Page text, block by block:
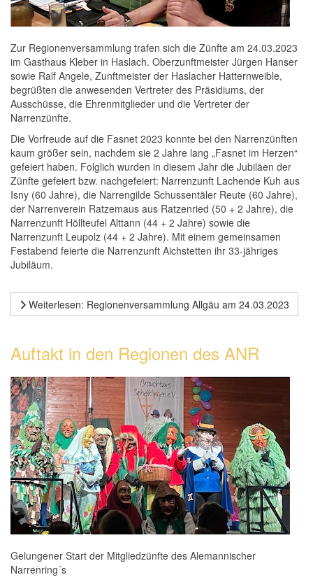
Zur Regionenversammlung trafen sich die Zünfte am 24.03.2023
im Gasthaus Kleber in Haslach. Oberzunftmeister Jürgen Hanser
sowie Ralf Angele, Zunftmeister der Haslacher Hatternweible,
begrüßten die anwesenden Vertreter des Präsidiums, der
Ausschüsse, die Ehrenmitglieder und die Vertreter der
Narrenzünfte.
Die Vorfreude auf die Fasnet 2023 konnte bei den Narrenzünften
kaum größer sein, nachdem sie 2 Jahre lang „Fasnet im Herzen“
gefeiert haben. Folglich wurden in diesem Jahr die Jubiläen der
Zünfte gefeiert bzw. nachgefeiert: Narrenzunft Lachende Kuh aus
Isny (60 Jahre), die Narrengilde Schussentäler Reute (60 Jahre),
der Narrenverein Ratzemaus aus Ratzenried (50 + 2 Jahre), die
Narrenzunft Höllteufel Alttann (44 + 2 Jahre) sowie die
Narrenzunft Leupolz (44 + 2 Jahre). Mit einem gemeinsamen
Festabend feierte die Narrenzunft Aichstetten ihr 33-jähriges
Jubiläum.
Weiterlesen: Regionenversammlung Allgäu am 24.03.2023
Auftakt in den Regionen des ANR
Gelungener Start der Mitgliedzünfte des Alemannischer
Narrenring´s